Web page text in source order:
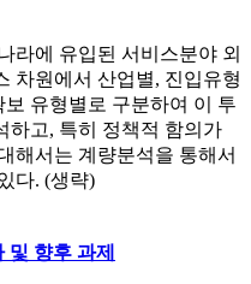
라에 유입된 서비스분야 외
차원에서 산업별, 진입유형
유형별로 구분하여 이 투
하고, 특히 정책적 함의가
해서는 계량분석을 통해서
다. (생략)
향후 과제